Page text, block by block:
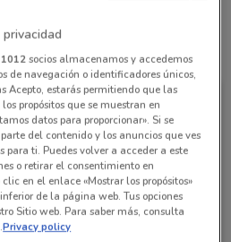
tienda
1012socios almacenamos y accedemos
de navegación o identificadores únicos,
Acepto, estarás permitiendo que las
propósitos que se muestran en
datos para proporcionar». Si se
del contenido y los anuncios que ves
para ti. Puedes volver a acceder a este
o retirar el consentimiento en
en el enlace «Mostrar los propósitos»
de la página web. Tus opciones
Sitio web. Para saber más, consulta
Privacy policy